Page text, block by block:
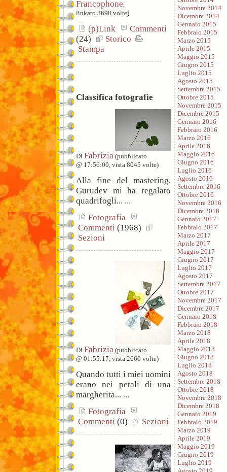
Francophone
linkato 3698 volte)
(p)Link
Commenti
(24)
Storico
Stampa
Classifica fotografie
Di Fabrizia (pubblicato
@ 17:56:00, vista 8045 volte)
Alla fine del mastering,
Gurudev mi ha regalato
quadrifogli... ...
Fotografia
Commenti (1968)
Sezioni
Di Fabrizia (pubblicato
@ 01:55:17, vista 2660 volte)
Quando tutti i miei uomini
erano nei petali di una
margherita... ...
Fotografia
Commenti (0) Sezioni
Novembre 2014
Dicembre 2014
Gennaio 2015
Febbraio 2015
Marzo 2015
Aprile 2015
Maggio 2015
Giugno 2015
Luglio 2015
Agosto 2015
Settembre 2015
Ottobre 2015
Novembre 2015
Dicembre 2015
Gennaio 2016
Febbraio 2016
Marzo 2016
Aprile 2016
Maggio 2016
Giugno 2016
Luglio 2016
Agosto 2016
Settembre 2016
Ottobre 2016
Novembre 2016
Dicembre 2016
Gennaio 2017
Febbraio 2017
Marzo 2017
Aprile 2017
Maggio 2017
Giugno 2017
Luglio 2017
Agosto 2017
Settembre 2017
Ottobre 2017
Novembre 2017
Dicembre 2017
Gennaio 2018
Febbraio 2018
Marzo 2018
Aprile 2018
Maggio 2018
Giugno 2018
Luglio 2018
Agosto 2018
Settembre 2018
Ottobre 2018
Novembre 2018
Dicembre 2018
Gennaio 2019
Febbraio 2019
Marzo 2019
Aprile 2019
Maggio 2019
Giugno 2019
Luglio 2019